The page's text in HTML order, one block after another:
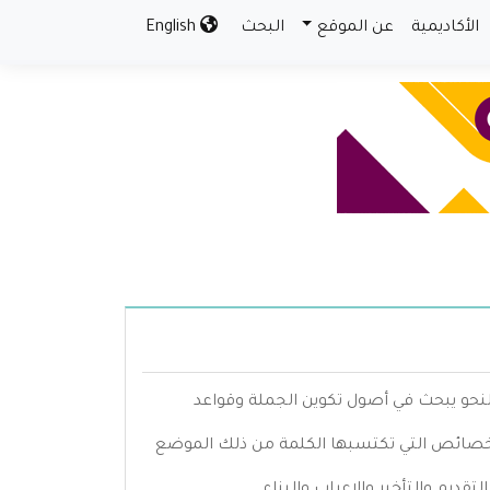
الأكاديمية عن الموقع البحث
يبحث في أصول تكوين الجملة وقواعد
التي تكتسبها الكلمة من ذلك الموضع